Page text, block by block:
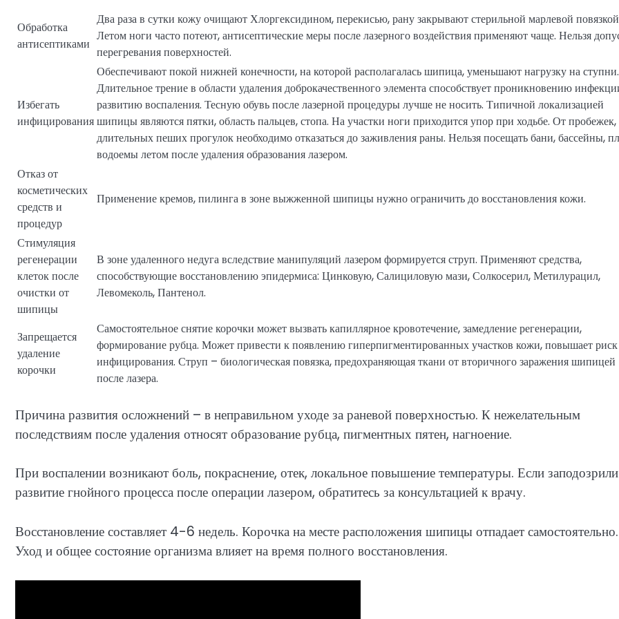
Обработка
антисептиками
Два раза в сутки кожу очищают Хлоргексидином, перекисью, рану закрывают стерильной марлевой
Летом ноги часто потеют, антисептические меры после лазерного воздействия применяют чаще. Нельзя
перегревания поверхностей.
Избегать
инфицирования
Обеспечивают покой нижней конечности, на которой располагалась шипица, уменьшают нагрузку на ступни.
Длительное трение в области удаления доброкачественного элемента способствует проникновению
развитию воспаления. Тесную обувь после лазерной процедуры лучше не носить. Типичной локализацией
шипицы являются пятки, область пальцев, стопа. На участки ноги приходится упор при ходьбе. От пробежек,
длительных пеших прогулок необходимо отказаться до заживления раны. Нельзя посещать бани, бассейны,
водоемы летом после удаления образования лазером.
Отказ от
косметических
средств и
процедур
Применение кремов, пилинга в зоне выжженной шипицы нужно ограничить до восстановления кожи.
Стимуляция
регенерации
клеток после
очистки от
шипицы
В зоне удаленного недуга вследствие манипуляций лазером формируется струп. Применяют средства,
способствующие восстановлению эпидермиса: Цинковую, Салициловую мази, Солкосерил, Метилурацил,
Левомеколь, Пантенол.
Запрещается
удаление
корочки
Самостоятельное снятие корочки может вызвать капиллярное кровотечение, замедление регенерации,
формирование рубца. Может привести к появлению гиперпигментированных участков кожи, повышает риск
инфицирования. Струп – биологическая повязка, предохраняющая ткани от вторичного заражения шипицей
после лазера.
Причина развития осложнений – в неправильном уходе за раневой поверхностью. К нежелательным
последствиям после удаления относят образование рубца, пигментных пятен, нагноение.
При воспалении возникают боль, покраснение, отек, локальное повышение температуры. Если заподозрили
развитие гнойного процесса после операции лазером, обратитесь за консультацией к врачу.
Восстановление составляет 4-6 недель. Корочка на месте расположения шипицы отпадает самостоятельно.
Уход и общее состояние организма влияет на время полного восстановления.